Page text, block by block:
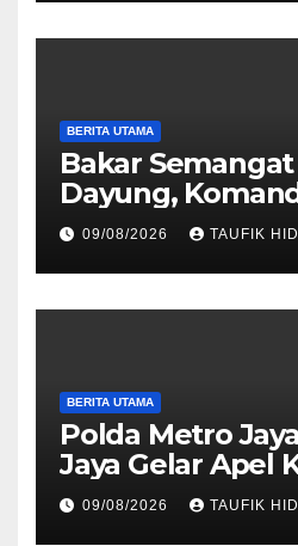
BERITA UTAMA
Bakar
Dayung,
3 Berikan
Apresiasi
09/08/2026 TAUFIK
BERITA UTAMA
Polda Metro
Jaya Gelar Apel
“Jaga Jakarta
Indonesia
09/08/2026 TAUFIK